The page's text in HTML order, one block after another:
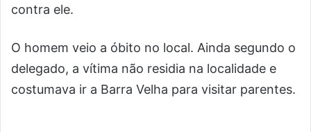
contra ele.
O homem veio a óbito no local. Ainda segundo o
delegado, a vítima não residia na localidade e
costumava ir a Barra Velha para visitar parentes.